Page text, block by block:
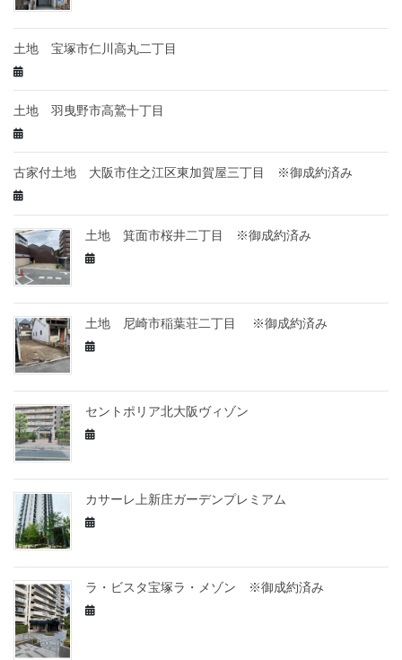
土地 宝塚市仁川高丸二丁目
土地 羽曳野市高鷲十丁目
古家付土地 大阪市住之江区東加賀屋三丁目 ※御成約済み
土地 箕面市桜井二丁目 ※御成約済み
土地 尼崎市稲葉荘二丁目 ※御成約済み
セントポリア北大阪ヴィゾン
カサーレ上新庄ガーデンプレミアム
ラ・ビスタ宝塚ラ・メゾン ※御成約済み